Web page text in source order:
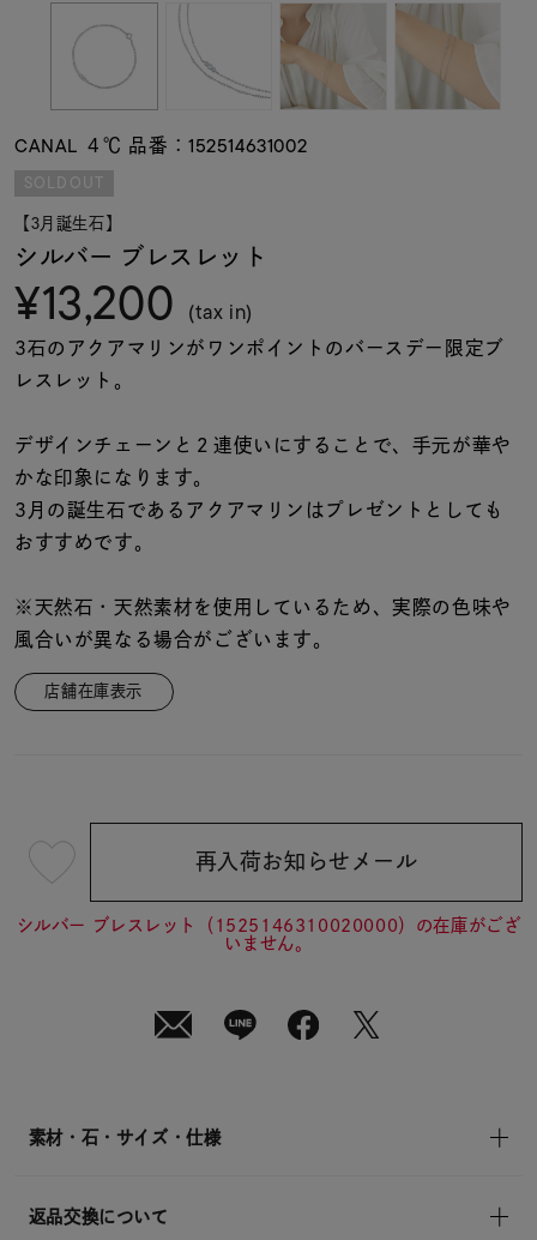
モチーフ
石の色
ファッションテイス
ト
着用シーン
レディース
リングサイズ
メンズ
在庫
CANAL ４℃ 品番：152514631002
SOLDOUT
【3月誕生石】
シルバー ブレスレット
¥13,200 (tax in)
3石のアクアマリンがワンポイントのバースデー限定ブ
レスレット。
デザインチェーンと２連使いにすることで、手元が華や
かな印象になります。
3月の誕生石であるアクアマリンはプレゼントとしても
おすすめです。
※天然石・天然素材を使用しているため、実際の色味や
風合いが異なる場合がございます。
店舗在庫表示
¥13,200 (tax
in)
再入荷お知らせメール
シルバー ブレスレット（1525146310020000）の在庫がござ
いません。
素材・石・サイズ・仕様
返品交換について